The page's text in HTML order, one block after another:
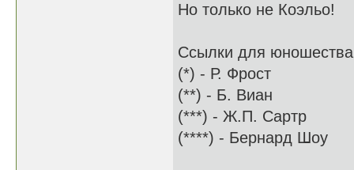
Но только не Коэльо!
Ссылки для
(*) - Р. Фрост
(**) - Б. Виан
(***) - Ж.П. Сартр
(****) - Бернард Шоу